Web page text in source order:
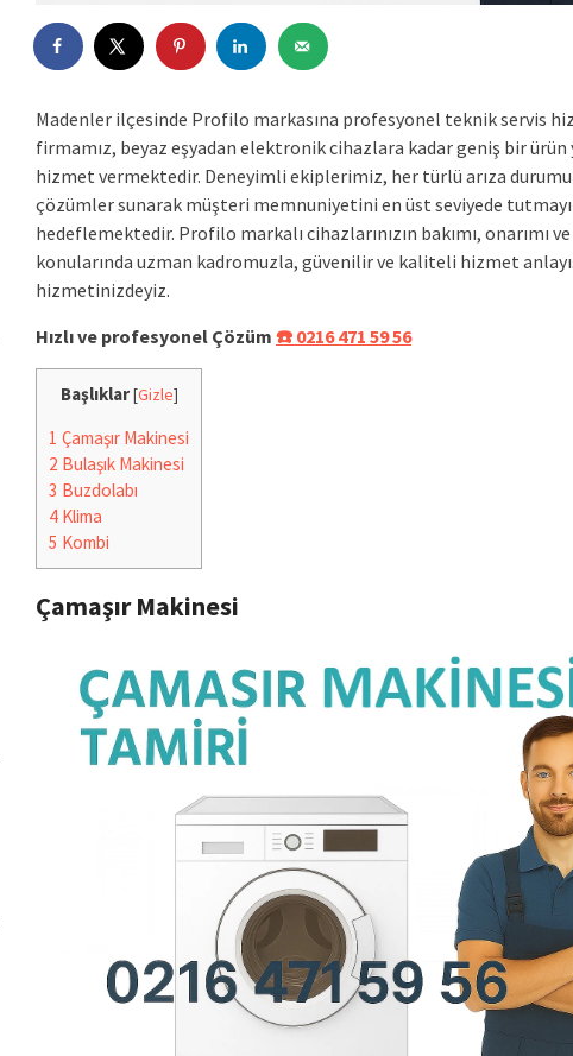
Madenler ilçesinde Profilo markasına profesyonel teknik servis
firmamız, beyaz eşyadan elektronik cihazlara kadar geniş bir ürün
hizmet vermektedir. Deneyimli ekiplerimiz, her türlü arıza
çözümler sunarak müşteri memnuniyetini en üst seviyede tutmayı
hedeflemektedir. Profilo markalı cihazlarınızın bakımı, onarımı
konularında uzman kadromuzla, güvenilir ve kaliteli hizmet
hizmetinizdeyiz.
Hızlı ve profesyonel Çözüm ☎️ 0216 471 59 56
Başlıklar [Gizle]
1 Çamaşır Makinesi
2 Bulaşık Makinesi
3 Buzdolabı
4 Klima
5 Kombi
Çamaşır Makinesi